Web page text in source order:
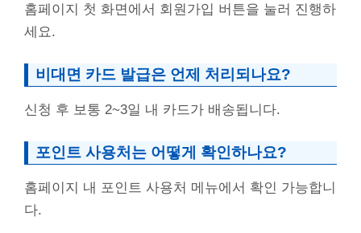
홈페이지 첫 화면에서 회원가입 버튼을 눌러 진행하
세요.
비대면 카드 발급은 언제 처리되나요?
신청 후 보통 2~3일 내 카드가 배송됩니다.
포인트 사용처는 어떻게 확인하나요?
홈페이지 내 포인트 사용처 메뉴에서 확인 가능합니
다.